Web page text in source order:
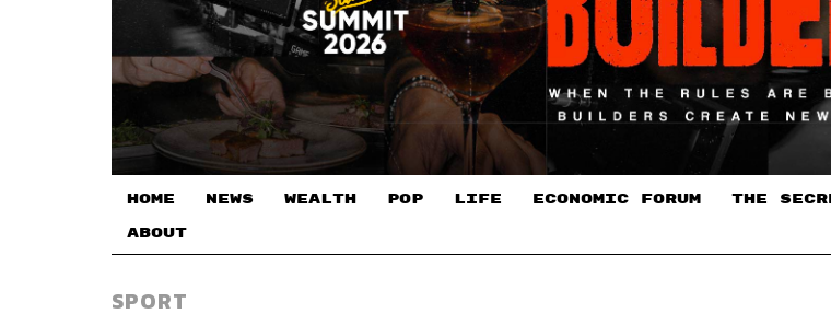
HOME NEWS WEALTH POP LIFE ECONOMIC FORUM THE
ABOUT
SPORT